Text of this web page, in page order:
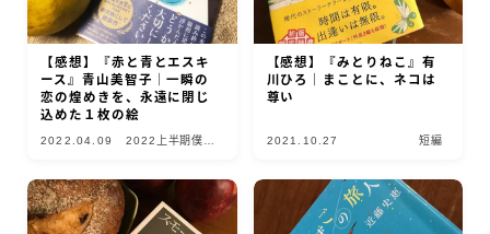
【感想】『赤と青とエスキ
ース』青山美智子｜一瞬の
恋の煌めきを、永遠に閉じ
込めた１枚の絵
2022.04.09
2022上半期僕的
【感想】『みとりねこ』有
川ひろ｜まことに、ネコは
尊い
2021.10.27 短編